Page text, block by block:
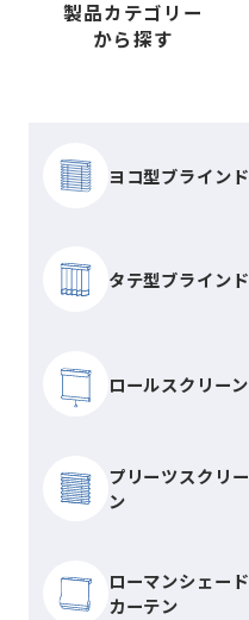
製品カテゴリー
から探す
ヨコ型ブラインド
タテ型ブラインド
ロールスクリーン
プリーツスクリー
ン
ローマンシェード
カーテン